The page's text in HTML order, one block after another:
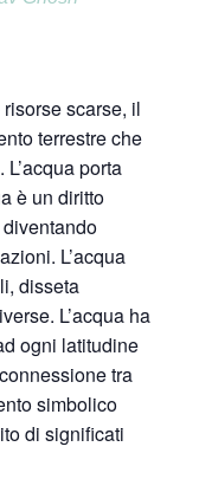
scarse, il
terrestre che
porta
è un diritto
L’acqua
disseta
L’acqua ha
ogni latitudine
tra
simbolico
di significati